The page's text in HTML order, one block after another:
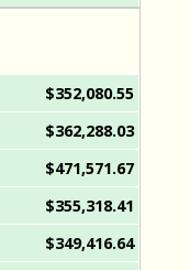
$352,080.55
$362,288.03
$471,571.67
$355,318.41
$349,416.64